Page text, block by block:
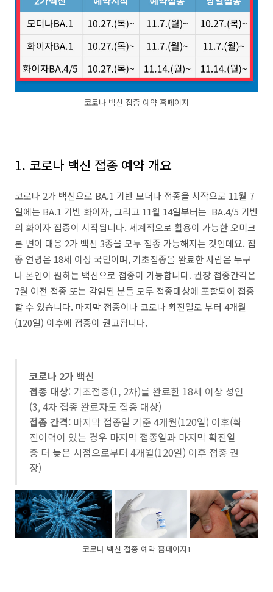
코로나 백신 접종 예약 홈페이지
1. 코로나 백신 접종 예약 개요
코로나 2가 백신으로 BA.1 기반 모더나 접종을 시작으로 11월 7
일에는 BA.1 기반 화이자, 그리고 11월 14일부터는 BA.4/5 기반
의 화이자 접종이 시작됩니다. 세계적으로 활용이 가능한 오미크
론 변이 대응 2가 백신 3종을 모두 접종 가능해지는 것인데요. 접
종 연령은 18세 이상 국민이며, 기초접종을 완료한 사람은 누구
나 본인이 원하는 백신으로 접종이 가능합니다. 권장 접종간격은
7월 이전 접종 또는 감염된 분들 모두 접종대상에 포함되어 접종
할 수 있습니다. 마지막 접종이나 코로나 확진일로 부터 4개월
(120일) 이후에 접종이 권고됩니다.
코로나 2가 백신
접종 대상: 기초접종(1, 2차)를 완료한 18세 이상 성인
(3, 4차 접종 완료자도 접종 대상)
접종 간격: 마지막 접종일 기준 4개월(120일) 이후(확
진이력이 있는 경우 마지막 접종일과 마지막 확진일
중 더 늦은 시점으로부터 4개월(120일) 이후 접종 권
장)
코로나 백신 접종 예약 홈페이지1